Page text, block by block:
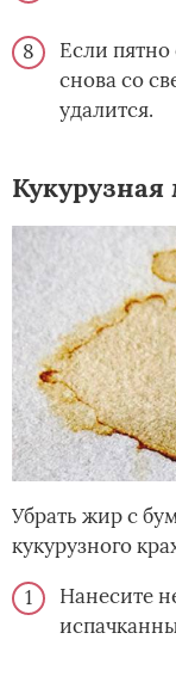
Если пятно
снова со
удалится.
Кукурузная
Убрать жир с
кукурузного
Нанесите